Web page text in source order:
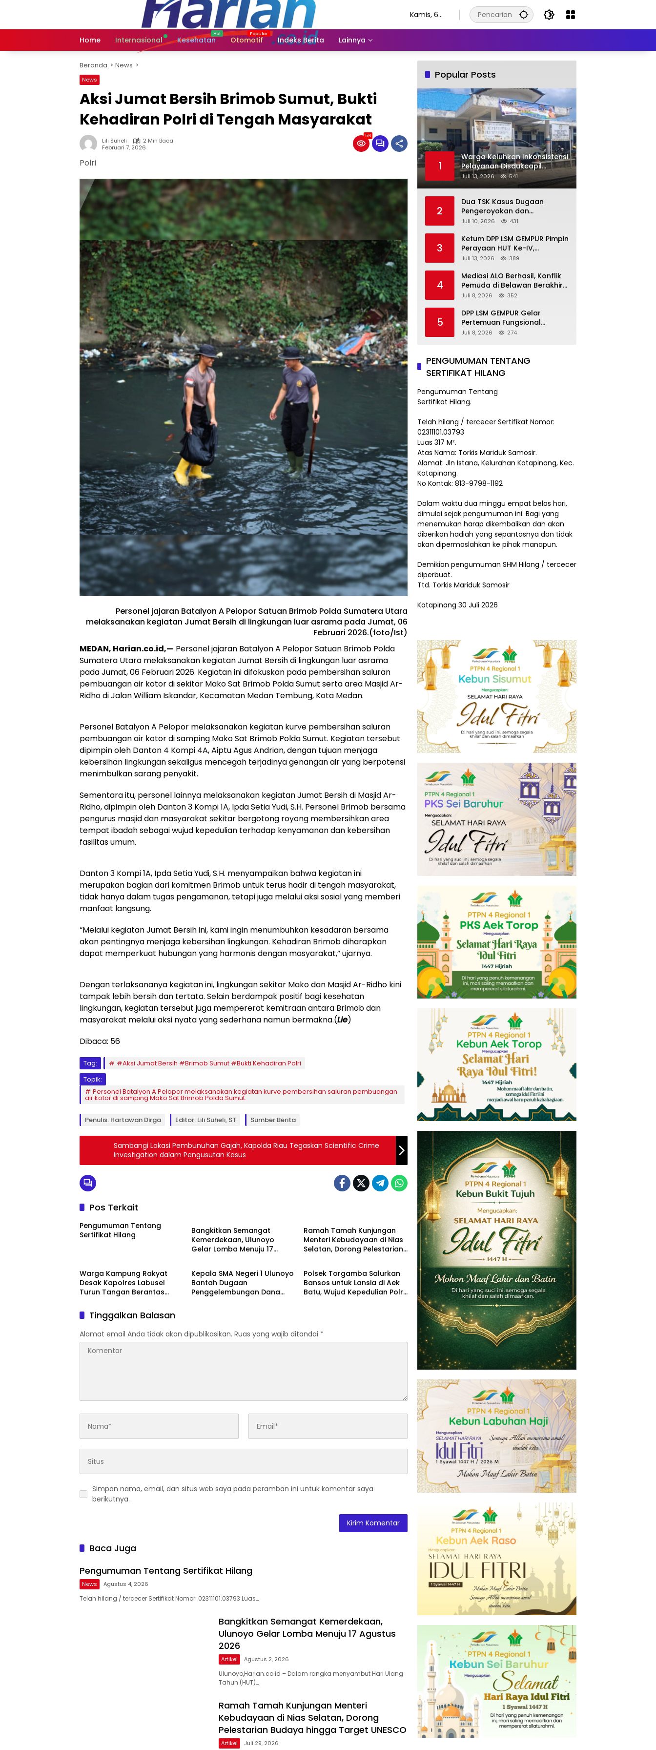
Kamis, 6
Home Internasional Kesehatan Otomotif Indeks Berita Lainnya
Beranda News
News
Aksi Jumat Bersih Brimob Sumut, Bukti
Kehadiran Polri di Tengah Masyarakat
Lili Suheli
2 Min Baca
Februari 7, 2026
56
Polri
Personel jajaran Batalyon A Pelopor Satuan Brimob Polda Sumatera Utara
melaksanakan kegiatan Jumat Bersih di lingkungan luar asrama pada Jumat, 06
Februari 2026.(foto/Ist)
MEDAN, Harian.co.id,— Personel jajaran Batalyon A Pelopor Satuan Brimob Polda
Sumatera Utara melaksanakan kegiatan Jumat Bersih di lingkungan luar asrama
pada Jumat, 06 Februari 2026. Kegiatan ini difokuskan pada pembersihan saluran
pembuangan air kotor di sekitar Mako Sat Brimob Polda Sumut serta area Masjid Ar-
Ridho di Jalan William Iskandar, Kecamatan Medan Tembung, Kota Medan.
Personel Batalyon A Pelopor melaksanakan kegiatan kurve pembersihan saluran
pembuangan air kotor di samping Mako Sat Brimob Polda Sumut. Kegiatan tersebut
dipimpin oleh Danton 4 Kompi 4A, Aiptu Agus Andrian, dengan tujuan menjaga
kebersihan lingkungan sekaligus mencegah terjadinya genangan air yang berpotensi
menimbulkan sarang penyakit.
Sementara itu, personel lainnya melaksanakan kegiatan Jumat Bersih di Masjid Ar-
Ridho, dipimpin oleh Danton 3 Kompi 1A, Ipda Setia Yudi, S.H. Personel Brimob bersama
pengurus masjid dan masyarakat sekitar bergotong royong membersihkan area
tempat ibadah sebagai wujud kepedulian terhadap kenyamanan dan kebersihan
fasilitas umum.
Danton 3 Kompi 1A, Ipda Setia Yudi, S.H. menyampaikan bahwa kegiatan ini
merupakan bagian dari komitmen Brimob untuk terus hadir di tengah masyarakat,
tidak hanya dalam tugas pengamanan, tetapi juga melalui aksi sosial yang memberi
manfaat langsung.
“Melalui kegiatan Jumat Bersih ini, kami ingin menumbuhkan kesadaran bersama
akan pentingnya menjaga kebersihan lingkungan. Kehadiran Brimob diharapkan
dapat memperkuat hubungan yang harmonis dengan masyarakat,” ujarnya.
Dengan terlaksananya kegiatan ini, lingkungan sekitar Mako dan Masjid Ar-Ridho kini
tampak lebih bersih dan tertata. Selain berdampak positif bagi kesehatan
lingkungan, kegiatan tersebut juga mempererat kemitraan antara Brimob dan
masyarakat melalui aksi nyata yang sederhana namun bermakna.(Lie)
Dibaca: 56
Tag:
#Aksi Jumat Bersih #Brimob Sumut #Bukti Kehadiran Polri
Topik:
Personel Batalyon A Pelopor melaksanakan kegiatan kurve pembersihan saluran pembuangan
air kotor di samping Mako Sat Brimob Polda Sumut.
Penulis: Hartawan Dirga Editor: Lili Suheli, ST Sumber Berita
Sambangi Lokasi Pembunuhan Gajah, Kapolda Riau Tegaskan Scientific Crime
Investigation dalam Pengusutan Kasus
Pos Terkait
Pengumuman Tentang
Sertifikat Hilang
Bangkitkan Semangat
Kemerdekaan, Ulunoyo
Gelar Lomba Menuju 17
Ramah Tamah Kunjungan
Menteri Kebudayaan di Nias
Selatan, Dorong Pelestarian
Warga Kampung Rakyat
Desak Kapolres Labusel
Turun Tangan Berantas
Perlabian
News
Kepala SMA Negeri 1 Ulunoyo
Bantah Dugaan
Penggelembungan Dana
News
Polsek Torgamba Salurkan
Bansos untuk Lansia di Aek
Batu, Wujud Kepedulian Polri
Tinggalkan Balasan
Alamat email Anda tidak akan dipublikasikan. Ruas yang wajib ditandai *
Simpan nama, email, dan situs web saya pada peramban ini untuk komentar saya
berikutnya.
Baca Juga
Pengumuman Tentang Sertifikat Hilang
News Agustus 4, 2026
Telah hilang / tercecer Sertifikat Nomor: 02311101.03793 Luas…
Bangkitkan Semangat Kemerdekaan,
Ulunoyo Gelar Lomba Menuju 17 Agustus
2026
Artikel Agustus 2, 2026
Ulunoyo,Harian.co.id – Dalam rangka menyambut Hari Ulang
Tahun (HUT)…
Ramah Tamah Kunjungan Menteri
Kebudayaan di Nias Selatan, Dorong
Pelestarian Budaya hingga Target UNESCO
Artikel Juli 29, 2026
Popular Posts
1
Warga Keluhkan Inkonsistensi
Pelayanan Disdukcapil
Labuhanbatu Selatan dalam
Pengurusan KK Rusak
Juli 13, 2026 541
2
Dua TSK Kasus Dugaan
Pengeroyokan dan
Pengancaman Serahkan Diri,
Tuntaskan Pengamanan Tiga
Tersangka
Juli 10, 2026 431
3
Ketum DPP LSM GEMPUR Pimpin
Perayaan HUT Ke-IV,
Tegaskan Komitmen sebagai
Aspirasi Rakyat
Juli 13, 2026 389
4
Mediasi ALO Berhasil, Konflik
Pemuda di Belawan Berakhir
Damai
Juli 8, 2026 352
5
DPP LSM GEMPUR Gelar
Pertemuan Fungsional
Kepengurusan di Medan
Juli 8, 2026 274
PENGUMUMAN TENTANG
SERTIFIKAT HILANG
Pengumuman Tentang
Sertifikat Hilang.
Telah hilang / tercecer Sertifikat Nomor:
02311101.03793
Luas 317 M².
Atas Nama: Torkis Mariduk Samosir.
Alamat: Jln Istana, Kelurahan Kotapinang, Kec.
Kotapinang.
No Kontak: 813-9798-1192
Dalam waktu dua minggu empat belas hari,
dimulai sejak pengumuman ini. Bagi yang
menemukan harap dikembalikan dan akan
diberikan hadiah yang sepantasnya dan tidak
akan dipermaslahkan ke pihak manapun.
Demikian pengumuman SHM Hilang / tercecer
diperbuat.
Ttd. Torkis Mariduk Samosir
Kotapinang 30 Juli 2026